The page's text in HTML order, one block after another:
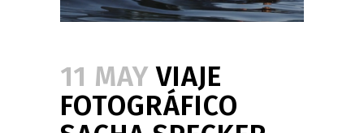
11 MAY VIAJE
FOTOGRÁFICO